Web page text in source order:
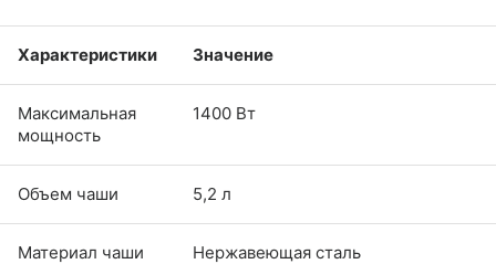
Характеристики Значение
Максимальная
мощность
1400 Вт
Объем чаши 5,2 л
Материал чаши Нержавеющая сталь